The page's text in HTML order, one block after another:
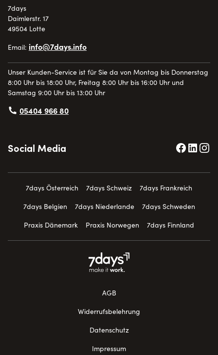
7days
Daimlerstr. 17
49504 Lotte
Email: info@7days.info
Unser Kunden-Service ist für Sie da von Montag bis Donnerstag
8:00 Uhr bis 18:00 Uhr, Freitag 8:00 Uhr bis 16:00 Uhr und
Samstag 9:00 Uhr bis 13:00 Uhr
05404 966 80
Social Media
7days Österreich 7days Schweiz
7days Frankreich
7days Belgien
7days Niederlande
7days Schweden
Praxis Dänemark
Praxis Norwegen 7days Finnland
AGB
Widerrufsbelehrung
Datenschutz
Impressum